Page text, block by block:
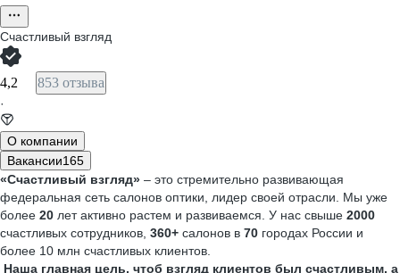
Счастливый взгляд
4,2 853 отзыва
·
О компании
Вакансии165
«Счастливый взгляд» – это cтремительно развивающая
федеральная сеть салонов оптики, лидер своей отрасли. Мы уже
более 20 лет активно растем и развиваемся. У нас свыше 2000
счастливых сотрудников, 360+ салонов в 70 городах России и
более 10 млн счастливых клиентов.
Наша главная цель, чтоб взгляд клиентов был счастливым, а